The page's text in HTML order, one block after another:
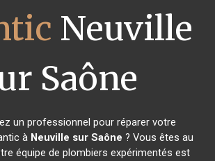
Neuville
Saône
un professionnel pour réparer votre
à Neuville sur Saône ? Vous êtes au
équipe de plombiers expérimentés est